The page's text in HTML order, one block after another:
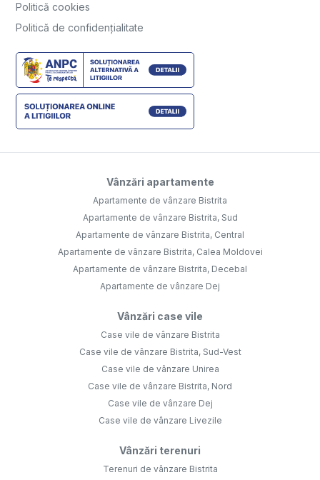
Politică cookies
Politică de confidențialitate
Vânzări apartamente
Apartamente de vânzare Bistrita
Apartamente de vânzare Bistrita, Sud
Apartamente de vânzare Bistrita, Central
Apartamente de vânzare Bistrita, Calea Moldovei
Apartamente de vânzare Bistrita, Decebal
Apartamente de vânzare Dej
Vânzări case vile
Case vile de vânzare Bistrita
Case vile de vânzare Bistrita, Sud-Vest
Case vile de vânzare Unirea
Case vile de vânzare Bistrita, Nord
Case vile de vânzare Dej
Case vile de vânzare Livezile
Vânzări terenuri
Terenuri de vânzare Bistrita